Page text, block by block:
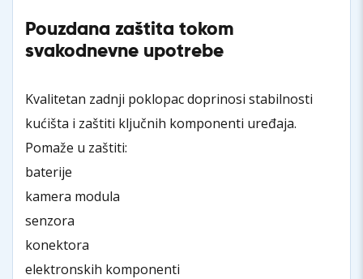
Pouzdana zaštita tokom
svakodnevne upotrebe
Kvalitetan zadnji poklopac doprinosi stabilnosti
kućišta i zaštiti ključnih komponenti uređaja.
Pomaže u zaštiti:
baterije
kamera modula
senzora
konektora
elektronskih komponenti